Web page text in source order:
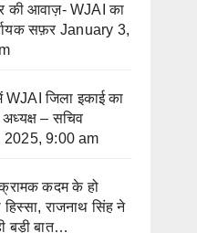
की आवाज़- WJAI का
सफ़र January 3,
WJAI जिला इकाई का
– सचिव
2025, 9:00 am
कदम के हो
राजनाथ सिंह ने
बड़ी बात…